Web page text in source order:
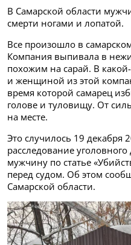
В Самарской области
смерти ногами и лопатой.
Все произошло в
Компания выпивала в
похожим на сарай. В
и женщиной из этой
время которой самарец
голове и туловищу. От
на месте.
Это случилось 19 декабря
расследование
мужчину по статье
перед судом. Об этом
Самарской области.